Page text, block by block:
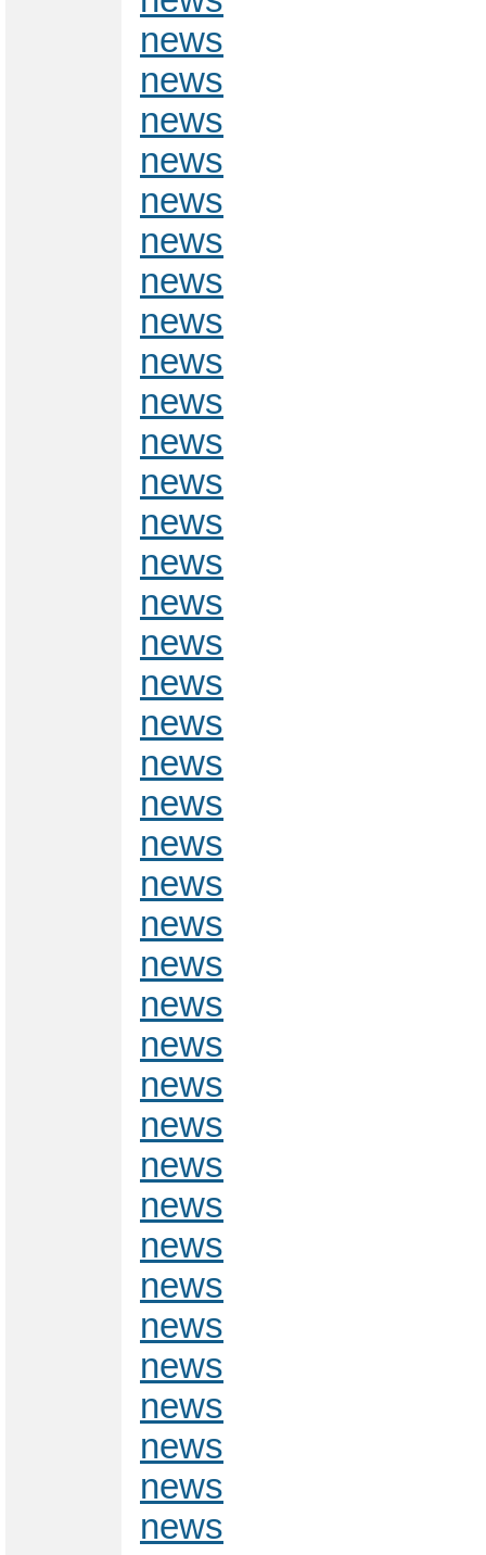
news
news
news
news
news
news
news
news
news
news
news
news
news
news
news
news
news
news
news
news
news
news
news
news
news
news
news
news
news
news
news
news
news
news
news
news
news
news